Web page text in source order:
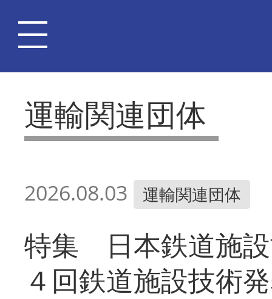
運輸関連団体
2026.08.03 運輸関連団体
特集 日本鉄道施
４回鉄道施設技術